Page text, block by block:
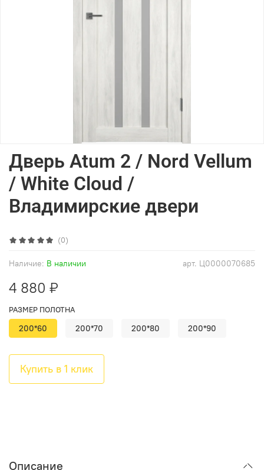
(0)
арт. Ц0000070685
Наличие: В наличии
Дверь Atum 2 / Nord Vellum
/ White Cloud /
Владимирские двери
4 880 ₽
Купить в 1 клик
РАЗМЕР ПОЛОТНА
200*60 200*70 200*80 200*90
Описание